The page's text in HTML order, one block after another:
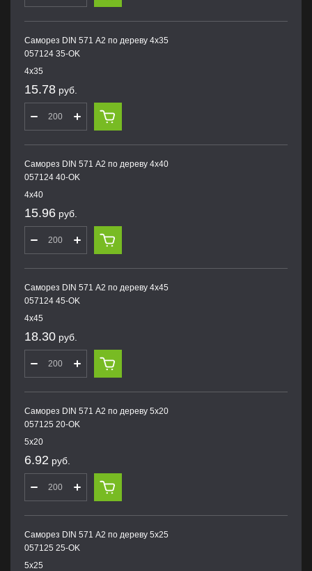
Саморез DIN 571 А2 по дереву 4х35
057124 35-OK
4х35
15.78 руб.
Саморез DIN 571 А2 по дереву 4х40
057124 40-OK
4х40
15.96 руб.
Саморез DIN 571 А2 по дереву 4х45
057124 45-OK
4х45
18.30 руб.
Саморез DIN 571 А2 по дереву 5х20
057125 20-OK
5х20
6.92 руб.
Саморез DIN 571 А2 по дереву 5х25
057125 25-OK
5х25